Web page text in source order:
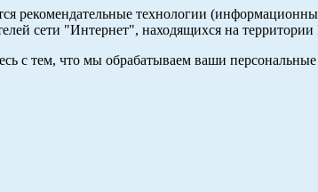
рекомендательные технологии
сети "Интернет", находящихся на
с тем, что мы обрабатываем ваши